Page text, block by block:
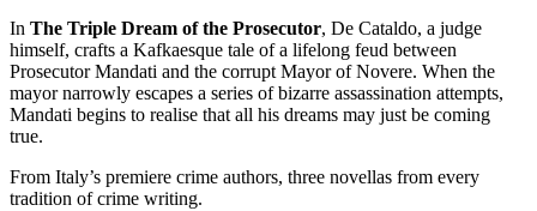
In The Triple Dream of the Prosecutor, De Cataldo, a judge
himself, crafts a Kafkaesque tale of a lifelong feud between
Prosecutor Mandati and the corrupt Mayor of Novere. When the
mayor narrowly escapes a series of bizarre assassination attempts,
Mandati begins to realise that all his dreams may just be coming
true.
From Italy’s premiere crime authors, three novellas from every
tradition of crime writing.